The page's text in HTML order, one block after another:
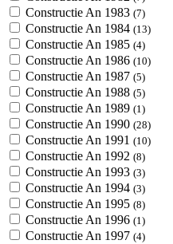
Constructie An 1983 (7)
Constructie An 1984 (13)
Constructie An 1985 (4)
Constructie An 1986 (10)
Constructie An 1987 (5)
Constructie An 1988 (5)
Constructie An 1989 (1)
Constructie An 1990 (28)
Constructie An 1991 (10)
Constructie An 1992 (8)
Constructie An 1993 (3)
Constructie An 1994 (3)
Constructie An 1995 (8)
Constructie An 1996 (1)
Constructie An 1997 (4)